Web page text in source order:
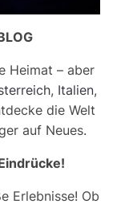
Heimat – aber
, Italien,
die Welt
auf Neues.
Erlebnisse! Ob